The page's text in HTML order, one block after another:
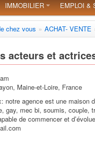
IMMOBILIER EMPLOI &
chez vous » ACHAT- VENTE
acteurs et
Maine-et-Loire, France
notre agence est une
gay, mec bi, soumis,
de commencer et